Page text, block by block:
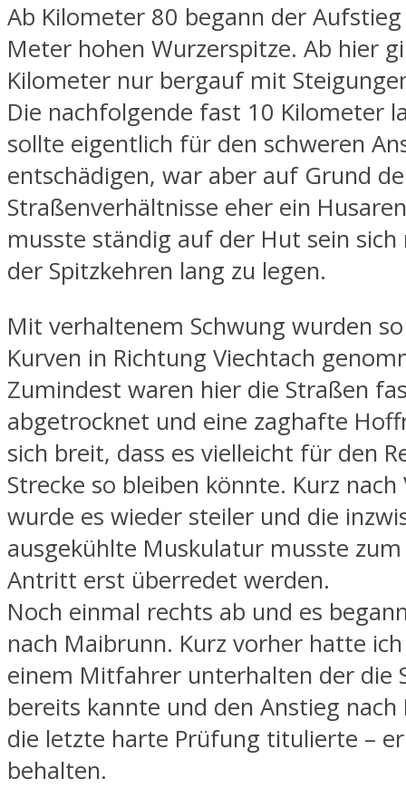
Ab Kilometer 80 begann der
Meter hohen Wurzerspitze. Ab hier
Kilometer nur bergauf mit
Die nachfolgende fast 10 Kilometer
sollte eigentlich für den schweren
entschädigen, war aber auf Grund
Straßenverhältnisse eher ein
musste ständig auf der Hut sein
der Spitzkehren lang zu legen.
Mit verhaltenem Schwung wurden
Kurven in Richtung Viechtach
Zumindest waren hier die Straßen
abgetrocknet und eine zaghafte
sich breit, dass es vielleicht für den
Strecke so bleiben könnte. Kurz nach
wurde es wieder steiler und die
ausgekühlte Muskulatur musste
Antritt erst überredet werden.
Noch einmal rechts ab und es
nach Maibrunn. Kurz vorher hatte
einem Mitfahrer unterhalten der die
bereits kannte und den Anstieg
die letzte harte Prüfung titulierte –
behalten.